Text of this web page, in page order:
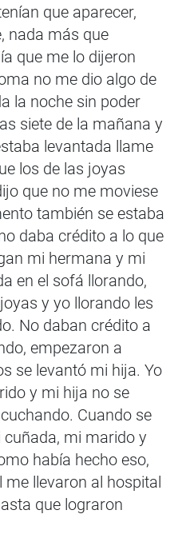
que aparecer,
nada más que
que me lo dijeron
no me dio algo de
la noche sin poder
siete de la mañana y
levantada llame
los de las joyas
que no me moviese
también se estaba
daba crédito a lo que
mi hermana y mi
en el sofá llorando,
y yo llorando les
No daban crédito a
empezaron a
se levantó mi hija. Yo
y mi hija no se
Cuando se
mi marido y
había hecho eso,
llevaron al hospital
que lograron